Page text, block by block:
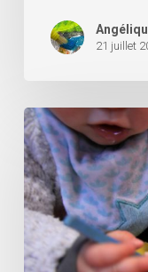
21 juillet
Les
ateliers
reprennent